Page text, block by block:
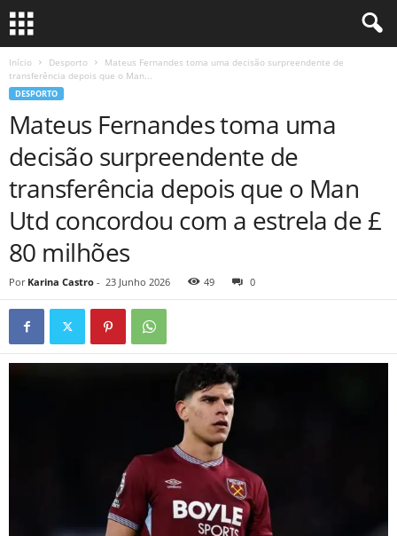
Início Desporto
Mateus Fernandes toma uma decisão surpreendente de
transferência depois que o Man...
DESPORTO
Mateus Fernandes toma uma
decisão surpreendente de
transferência depois que o Man
Utd concordou com a estrela de £
80 milhões
Por Karina Castro - 23 Junho 2026 49 0